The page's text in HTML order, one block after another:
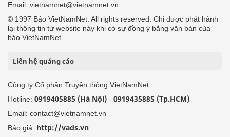
Email: vietnamnet@vietnamnet.vn
© 1997 Báo VietNamNet. All rights reserved. Chỉ được phát hành
lại thông tin từ website này khi có sự đồng ý bằng văn bản của
báo VietNamNet.
Liên hệ quảng cáo
Công ty Cổ phần Truyền thông VietNamNet
Hotline: 0919405885 (Hà Nội) - 0919435885 (Tp.HCM)
Email: contact@vietnamnet.vn
Báo giá: http://vads.vn